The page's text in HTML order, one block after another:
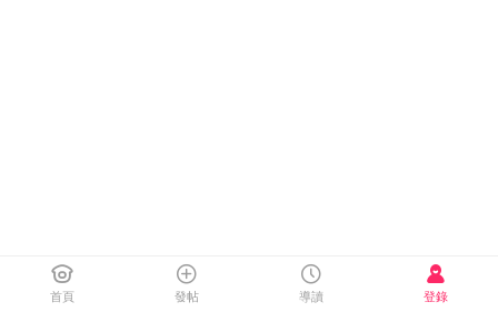
首頁 發帖 導讀 登錄